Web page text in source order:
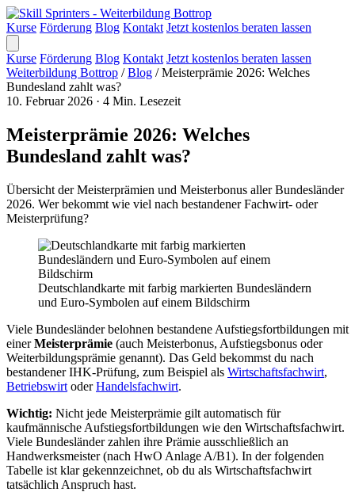
Kurse Förderung Blog Kontakt Jetzt kostenlos beraten lassen
Kurse Förderung Blog Kontakt Jetzt kostenlos beraten lassen
Weiterbildung Bottrop / Blog / Meisterprämie 2026: Welches
Bundesland zahlt was?
10. Februar 2026 · 4 Min. Lesezeit
Meisterprämie 2026: Welches
Bundesland zahlt was?
Übersicht der Meisterprämien und Meisterbonus aller Bundesländer
2026. Wer bekommt wie viel nach bestandener Fachwirt- oder
Meisterprüfung?
Deutschlandkarte mit farbig markierten Bundesländern
und Euro-Symbolen auf einem Bildschirm
Viele Bundesländer belohnen bestandene Aufstiegsfortbildungen mit
einerMeisterprämie (auch Meisterbonus, Aufstiegsbonus oder
Weiterbildungsprämie genannt). Das Geld bekommst du nach
bestandener IHK-Prüfung, zum Beispiel als Wirtschaftsfachwirt,
Betriebswirt oderHandelsfachwirt.
Wichtig: Nicht jede Meisterprämie gilt automatisch für
kaufmännische Aufstiegsfortbildungen wie den Wirtschaftsfachwirt.
Viele Bundesländer zahlen ihre Prämie ausschließlich an
Handwerksmeister (nach HwO Anlage A/B1). In der folgenden
Tabelle ist klar gekennzeichnet, ob du als Wirtschaftsfachwirt
tatsächlich Anspruch hast.